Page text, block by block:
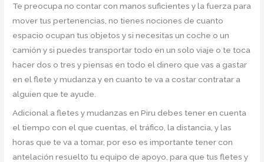
Te preocupa no contar con manos suficientes y la fuerza para
mover tus pertenencias, no tienes nociones de cuanto
espacio ocupan tus objetos y si necesitas un coche o un
camión y si puedes transportar todo en un solo viaje o te toca
hacer dos o tres y piensas en todo el dinero que vas a gastar
en el flete y mudanza y en cuanto te va a costar contratar a
alguien que te ayude.
Adicional a fletes y mudanzas en Piru debes tener en cuenta
el tiempo con el que cuentas, el tráfico, la distancia, y las
horas que te va a tomar, por eso es importante tener con
antelación resuelto tu equipo de apoyo, para que tus fletes y